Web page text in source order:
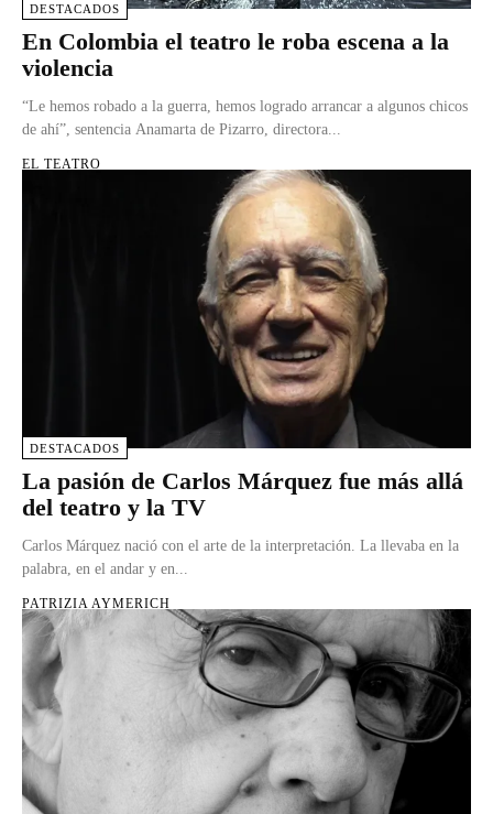
DESTACADOS
En Colombia el teatro le roba escena a la
violencia
“Le hemos robado a la guerra, hemos logrado arrancar a algunos chicos
de ahí”, sentencia Anamarta de Pizarro, directora...
EL TEATRO
DESTACADOS
La pasión de Carlos Márquez fue más allá
del teatro y la TV
Carlos Márquez nació con el arte de la interpretación. La llevaba en la
palabra, en el andar y en...
PATRIZIA AYMERICH